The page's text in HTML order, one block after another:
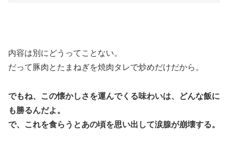
内容は別にどうってことない。
だって豚肉とたまねぎを焼肉タレで炒めだけだから。
でもね、この懐かしさを運んでくる味わいは、どんな飯に
も勝るんだよ。
で、これを食らうとあの頃を思い出して涙腺が崩壊する。